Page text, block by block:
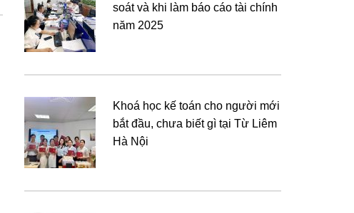
soát và khi làm báo cáo tài chính
năm 2025
Khoá học kế toán cho người mới
bắt đầu, chưa biết gì tại Từ Liêm
Hà Nội